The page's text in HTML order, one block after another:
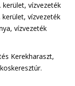
kerület, vízvezeték
kerület, vízvezeték
vízvezeték
Kerekharaszt,